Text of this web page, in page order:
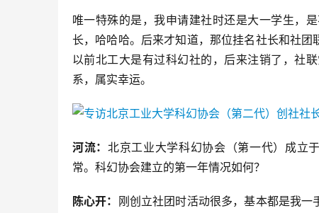
唯一特殊的是，我申请建社时还是大一学生，
长，哈哈哈。后来才知道，那位挂名社长和社
以前北工大是有过科幻社的，后来注销了，社
系，属实幸运。
河流： 北京工业大学科幻协会（第一代）成立
常。科幻协会建立的第一年情况如何？
陈心开：
刚创立社团时活动很多，基本都是我